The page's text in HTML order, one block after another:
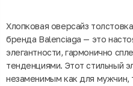
Хлопковая оверсайз
бренда Balenciaga — это
элегантности, гармонично
тенденциями. Этот стильный
незаменимым как для мужчин,